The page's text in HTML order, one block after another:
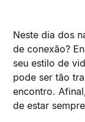
Neste dia dos
de conexão?
seu estilo de
pode ser tão
encontro.
de estar